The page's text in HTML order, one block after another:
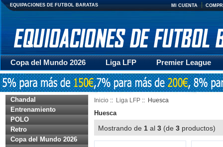
EQUIPACIONES DE FUTBOL BARATAS MI CUENTA
Copa del Mundo 2026 Liga LFP
Premier League
Mujer
Otras series Accesorios Entrenamiento
Chandal
Entrenamiento
POLO
Retro
Copa del Mundo 2026
Inicio :: Liga LFP :: Huesca
Huesca
Mostrando de 1 al 3 (de 3 productos)